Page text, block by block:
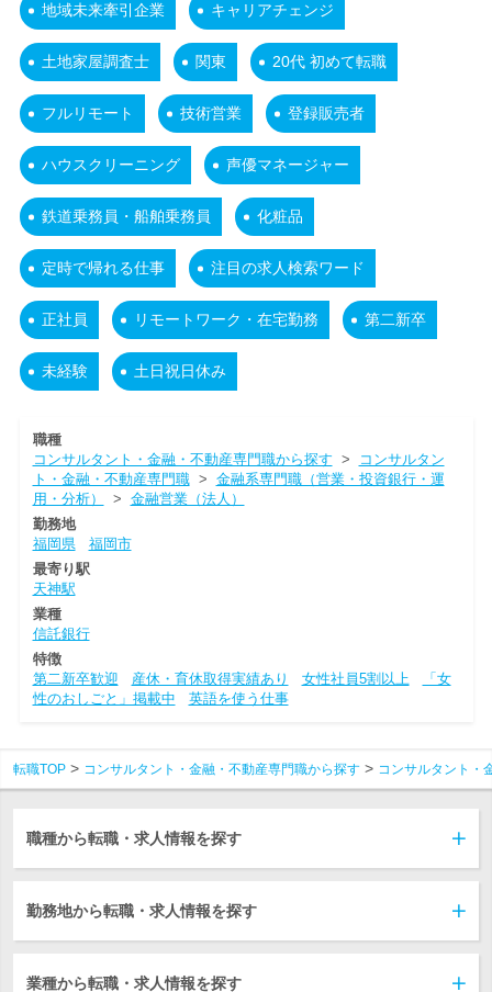
地域未来牽引企業 キャリアチェンジ
土地家屋調査士 関東 20代 初めて転職
フルリモート 技術営業 登録販売者
ハウスクリーニング 声優マネージャー
鉄道乗務員・船舶乗務員 化粧品
定時で帰れる仕事 注目の求人検索ワード
正社員 リモートワーク・在宅勤務 第二新卒
未経験 土日祝日休み
職種
コンサルタント・金融・不動産専門職から探す >
コンサルタン
ト・金融・不動産専門職> 金融系専門職（営業・投資銀行・運
用・分析）
> 金融営業（法人）
勤務地
福岡県
福岡市
最寄り駅
天神駅
業種
信託銀行
特徴
第二新卒歓迎
産休・育休取得実績あり 女性社員5割以上
「女
性のおしごと」掲載中
英語を使う仕事
転職TOP コンサルタント・金融・不動産専門職から探す コンサルタント・
職種から転職・求人情報を探す
勤務地から転職・求人情報を探す
業種から転職・求人情報を探す